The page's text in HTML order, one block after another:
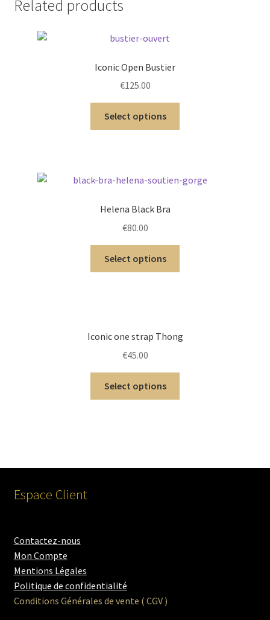
Related products
Iconic Open Bustier
€125.00
Select options
Helena Black Bra
€80.00
Select options
Iconic one strap Thong
€45.00
Select options
Espace Client
Contactez-nous
Mon Compte
Mentions Légales
Politique de confidentialité
Conditions Générales de vente ( CGV )